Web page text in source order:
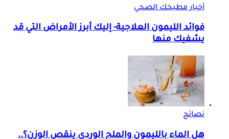
أخبار مطبخك الصحي
فوائد الليمون العلاجية- إليك أبرز الأمراض التي قد
يشفيك منها
نصائح
هل الماء بالليمون والملح الوردي ينقص الوزن؟..